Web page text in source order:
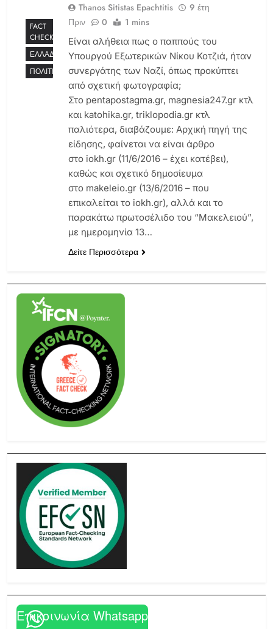
FACT
CHECKS
ΕΛΛΆΔΑ
ΠΟΛΙΤΙΚΉ
Thanos Sitistas Epachtitis
9 έτη
Πριν
0 1 mins
Είναι αλήθεια πως ο παππούς του
Υπουργού Εξωτερικών Νίκου Κοτζιά, ήταν
συνεργάτης των Ναζί, όπως προκύπτει
από σχετική φωτογραφία;
Στο pentapostagma.gr, magnesia247.gr κτλ
και katohika.gr, triklopodia.gr κτλ
παλιότερα, διαβάζουμε: Αρχική πηγή της
είδησης, φαίνεται να είναι άρθρο
στο iokh.gr (11/6/2016 – έχει κατέβει),
καθώς και σχετικό δημοσίευμα
στο makeleio.gr (13/6/2016 – που
επικαλείται το iokh.gr), αλλά και το
παρακάτω πρωτοσέλιδο του “Μακελειού”,
με ημερομηνία 13…
Δείτε Περισσότερα
Επικοινωνία Whatsapp